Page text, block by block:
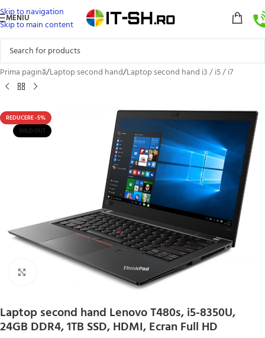
Skip to navigation
Skip to main content
MENIU
Prima pagină/Laptop second hand/Laptop second hand i3 / i5 / i7
REDUCERE -5%
SOLD OUT
Click to enlarge
Laptop second hand Lenovo T480s, i5-8350U,
24GB DDR4, 1TB SSD, HDMI, Ecran Full HD